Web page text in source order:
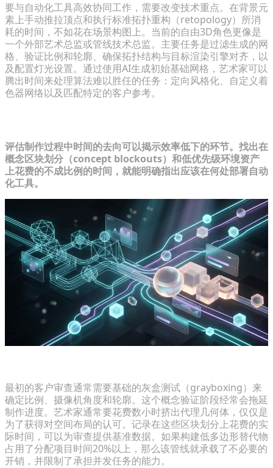
要与自动化工具高效协同工作，需要改变技术重点。在背景元
素上手动推拉顶点和执行标准拓扑重构（retopology）所消
耗的时间，不如花在场景构图上。当前的自由3D角色更像是
一个外部艺术总监或管线技术总监。主要任务是过滤生成的网
格、验证比例和轮廓、确保拓扑结构与目标渲染引擎对齐，以
及配置灯光设置。通过使用AI生成初始基础网格，艺术家可以
腾出时间来处理算法难以胜任的任务：定向风格化、自定义着
色器网络以及匹配特定的客户参考。
评估制作过程中时间的去向可以揭示效率低下的环节。找出在
概念区块划分（concept blockouts）和低优先级环境资产
上花费的不成比例的时间，就能明确指出应该在何处部署自动
化工具。
最初的客户审查通常需要基础的灰盒测试（grayboxing）来
确定比例、摄像机角度和轮廓。这个概念验证阶段经常会拖延
制作进度。艺术家通常要花费数小时挤出代理几何体，仅仅是
为了获得对空间布局的认可。记录在这些区块划分上花费的实
际时间，可以为审查提供基准数据。如果构建低多边形替代物
占用了分配项目时间20%以上，那么该管线就承载了不必要的
开销，并限制了承担并发任务的能力。